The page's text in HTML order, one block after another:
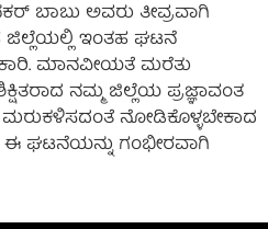
ಬಾಬು ಅವರು ತೀವ್ರವಾಗಿ
ಇಂತಹ ಘಟನೆ
ಮಾನವೀಯತೆ ಮರೆತು
ನಮ್ಮ ಜಿಲ್ಲೆಯ ಪ್ರಜ್ಞಾವಂತ
ನೋಡಿಕೊಳ್ಳಬೇಕಾದ
ಘಟನೆಯನ್ನು ಗಂಭೀರವಾಗಿ